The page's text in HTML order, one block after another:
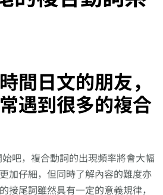
間日文的朋友，
遇到很多的複合
吧，複合動詞的出現頻率將會大幅
加仔細，但同時了解內容的難度亦
接尾詞雖然具有一定的意義規律，